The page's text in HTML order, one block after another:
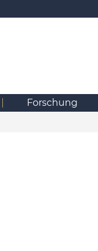
Forschung